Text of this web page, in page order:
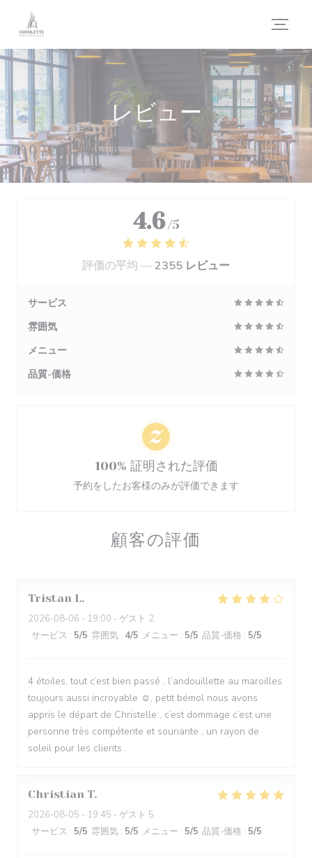
クッキー利用の管理について
レビュー
顧客の評価
Tristan L
2026-08-06 - 19:00 - ゲスト 2
サービス : 5/5 雰囲気 : 4/5 メニュー : 5/5 品質-価格 : 5/5
4 étoiles, tout c’est bien passé , l’andouillette au maroilles
toujours aussi incroyable ☺️, petit bémol nous avons
appris le départ de Christelle , c’est dommage c’est une
personne très compétente et souriante , un rayon de
soleil pour les clients .
Christian T
2026-08-05 - 19:45 - ゲスト 5
サービス : 5/5 雰囲気 : 5/5 メニュー : 5/5 品質-価格 : 5/5
4.6 /5
評価の平均 —2355 レビュー
サービス
雰囲気
メニュー
品質-価格
100% 証明された評価
予約をしたお客様のみが評価できます